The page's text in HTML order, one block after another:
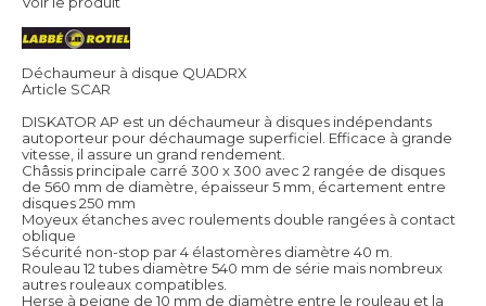
Déchaumeur à disque QUADRX
Article SCAR
DISKATOR AP est un déchaumeur à disques indépendants
autoporteur pour déchaumage superficiel. Efficace à grande
vitesse, il assure un grand rendement.
Châssis principale carré 300 x 300 avec 2 rangée de disques
de 560 mm de diamètre, épaisseur 5 mm, écartement entre
disques 250 mm
Moyeux étanches avec roulements double rangées à contact
oblique
Sécurité non-stop par 4 élastomères diamètre 40 m.
Rouleau 12 tubes diamètre 540 mm de série mais nombreux
autres rouleaux compatibles.
Herse à peigne de 10 mm de diamètre entre le rouleau et la